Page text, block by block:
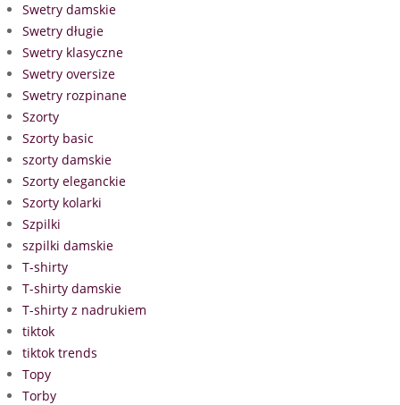
Swetry damskie
Swetry długie
Swetry klasyczne
Swetry oversize
Swetry rozpinane
Szorty
Szorty basic
szorty damskie
Szorty eleganckie
Szorty kolarki
Szpilki
szpilki damskie
T-shirty
T-shirty damskie
T-shirty z nadrukiem
tiktok
tiktok trends
Topy
Torby